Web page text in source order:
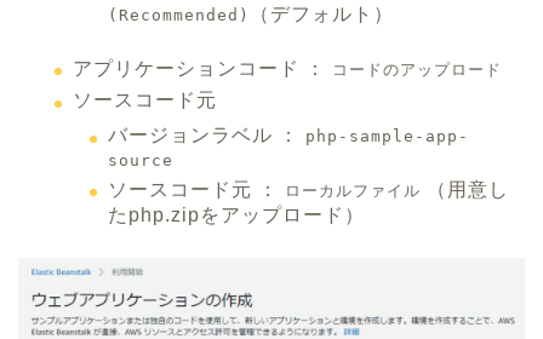
(Recommended)
（デフォルト）
アプリケーションコード ： コードのアップロード
ソースコード元
バージョンラベル ：
php-sample-app-
source
ソースコード元 ： ローカルファイル
（用意し
たphp.zipをアップロード）